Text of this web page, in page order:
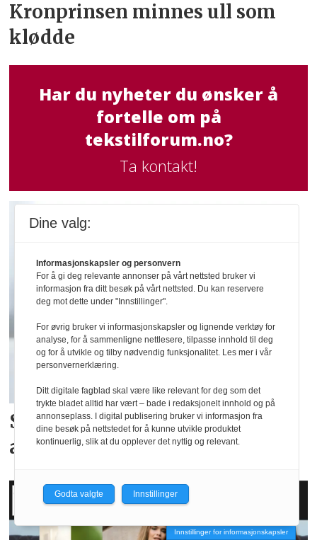
Kronprinsen minnes ull som
klødde
Har du nyheter du ønsker å
fortelle om på
tekstilforum.no?
Ta kontakt!
Snart sender kundeneKI-
agenten på shopping
Innstillinger for informasjonskapsler
Dine valg:
Informasjonskapsler og personvern
For å gi deg relevante annonser på vårt nettsted bruker vi
informasjon fra ditt besøk på vårt nettsted. Du kan reservere
deg mot dette under "Innstillinger".
For øvrig bruker vi informasjonskapsler og lignende verktøy for
analyse, for å sammenligne nettlesere, tilpasse innhold til deg
og for å utvikle og tilby nødvendig funksjonalitet. Les mer i vår
personvernerklæring.
Ditt digitale fagblad skal være like relevant for deg som det
trykte bladet alltid har vært – bade i redaksjonelt innhold og på
annonseplass. I digital publisering bruker vi informasjon fra
dine besøk på nettstedet for å kunne utvikle produktet
kontinuerlig, slik at du opplever det nyttig og relevant.
Godta valgte Innstillinger